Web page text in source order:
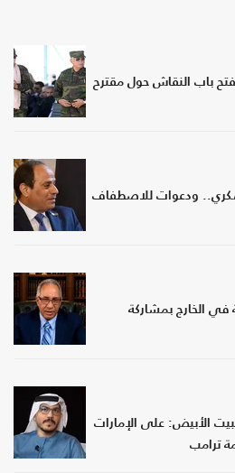
باب النقاش حول مقترح
ودعوات للاصطفاف
الخارج بمشاركة
البيت الأبيض: على الإمارات
ترامب